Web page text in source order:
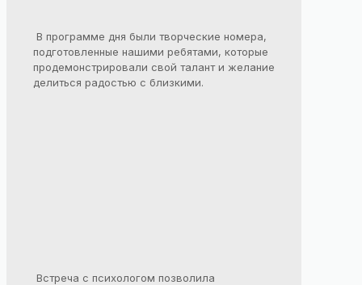
В программе дня были творческие номера,
подготовленные нашими ребятами, которые
продемонстрировали свой талант и желание
делиться радостью с близкими.
Встреча с психологом позволила